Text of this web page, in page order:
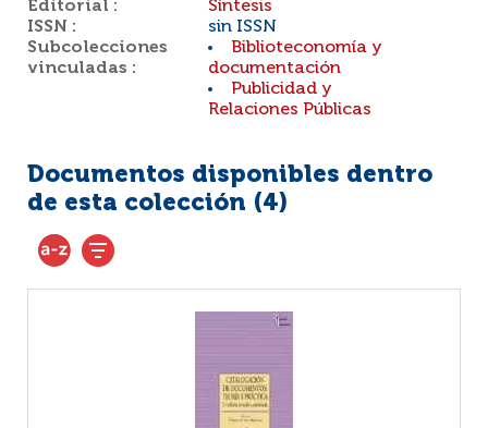
Editorial :
Síntesis
ISSN :
sin ISSN
Subcolecciones
vinculadas :
Biblioteconomía y
documentación
Publicidad y
Relaciones Públicas
Documentos disponibles dentro
de esta colección (4)